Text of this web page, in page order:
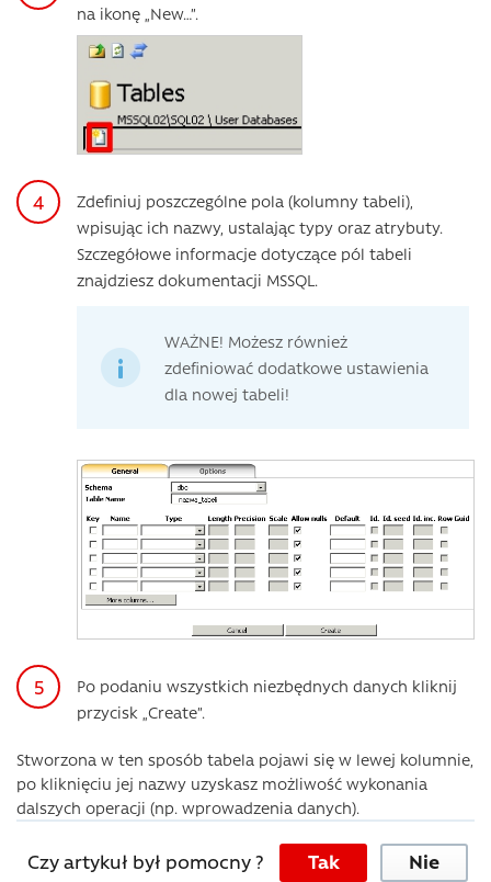
na ikonę „New…”.
Zdefiniuj poszczególne pola (kolumny tabeli),
wpisując ich nazwy, ustalając typy oraz atrybuty.
Szczegółowe informacje dotyczące pól tabeli
znajdziesz dokumentacji MSSQL.
WAŻNE! Możesz również
zdefiniować dodatkowe ustawienia
dla nowej tabeli!
Po podaniu wszystkich niezbędnych danych kliknij
przycisk „Create”.
Stworzona w ten sposób tabela pojawi się w lewej kolumnie,
po kliknięciu jej nazwy uzyskasz możliwość wykonania
dalszych operacji (np. wprowadzenia danych).
Czy artykuł był pomocny ? Tak Nie